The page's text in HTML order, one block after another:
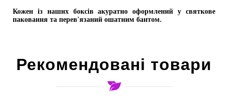
Кожен із наших боксів акуратно оформлений у святкове
паковання та перев'язаний ошатним бантом.
Рекомендовані товари